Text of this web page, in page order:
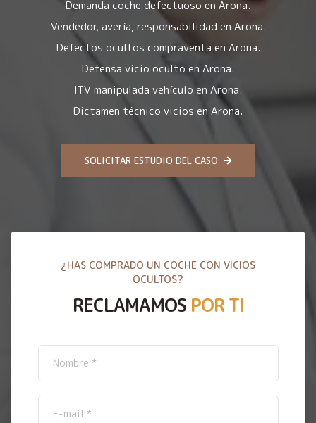
Demanda coche defectuoso en Arona.
Vendedor, avería, responsabilidad en Arona.
Defectos ocultos compraventa en Arona.
Defensa vicio oculto en Arona.
ITV manipulada vehículo en Arona.
Dictamen técnico vicios en Arona.
SOLICITAR ESTUDIO DEL CASO
¿HAS COMPRADO UN COCHE CON VICIOS
OCULTOS?
RECLAMAMOS POR TI